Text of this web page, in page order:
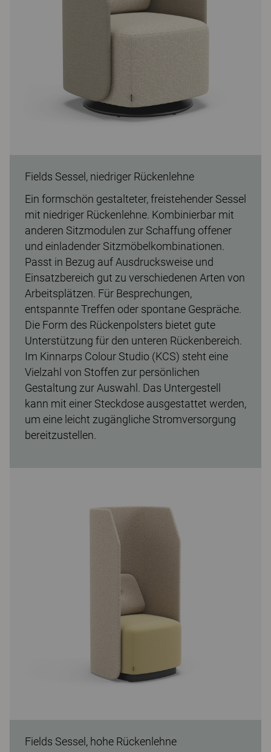
Fields Sessel, niedriger Rückenlehne
Ein formschön gestalteter, freistehender Sessel
mit niedriger Rückenlehne. Kombinierbar mit
anderen Sitzmodulen zur Schaffung offener
und einladender Sitzmöbelkombinationen.
Passt in Bezug auf Ausdrucksweise und
Einsatzbereich gut zu verschiedenen Arten von
Arbeitsplätzen. Für Besprechungen,
entspannte Treffen oder spontane Gespräche.
Die Form des Rückenpolsters bietet gute
Unterstützung für den unteren Rückenbereich.
Im Kinnarps Colour Studio (KCS) steht eine
Vielzahl von Stoffen zur persönlichen
Gestaltung zur Auswahl. Das Untergestell
kann mit einer Steckdose ausgestattet werden,
um eine leicht zugängliche Stromversorgung
bereitzustellen.
Fields Sessel, hohe Rückenlehne